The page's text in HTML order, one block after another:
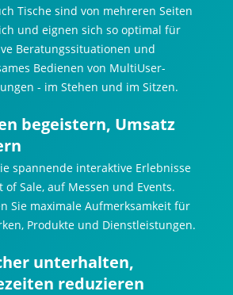
Tische sind von mehreren Seiten
und eignen sich so optimal für
Beratungssituationen und
Bedienen von MultiUser-
- im Stehen und im Sitzen.
begeistern, Umsatz
spannende interaktive Erlebnisse
of Sale, auf Messen und Events.
Sie maximale Aufmerksamkeit für
Produkte und Dienstleistungen.
unterhalten,
reduzieren